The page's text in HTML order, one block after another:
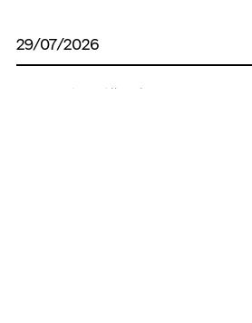
29/07/2026
У Роздільній обговорюють